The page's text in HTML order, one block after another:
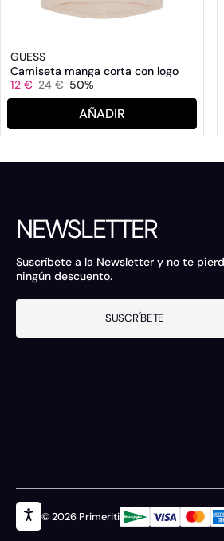
GUESS
Camiseta manga corta con logo
12 € 24 € 50%
AÑADIR
NEWSLETTER
Suscríbete a la Newsletter y no te
ningún descuento.
SUSCRÍBETE
© 2026 Primeriti